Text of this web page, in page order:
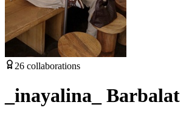
26 collaborations
_inayalina_ Barbalat